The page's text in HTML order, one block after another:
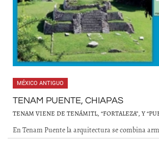
MÉXICO ANTIGUO
TENAM PUENTE, CHIAPAS
TENAM VIENE DE TENÁMITL, “FORTALEZA”, Y
En Tenam Puente la arquitectura se combina